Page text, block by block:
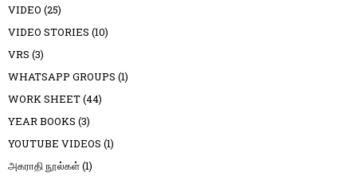
VIDEO (25)
VIDEO STORIES (10)
VRS (3)
WHATSAPP GROUPS (1)
WORK SHEET(44)
YEAR BOOKS (3)
YOUTUBE VIDEOS (1)
அகராதி நூல்கள்(1)